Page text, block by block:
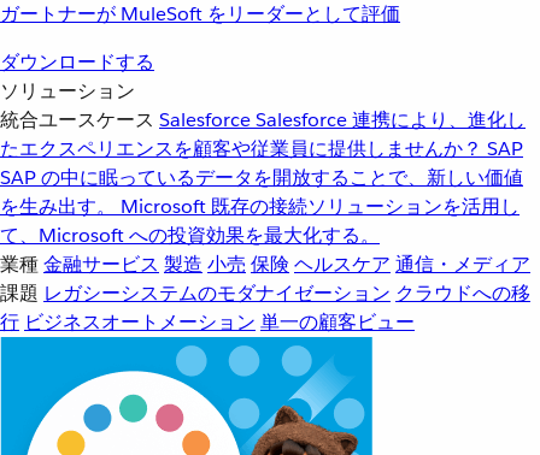
ガートナーが MuleSoft をリーダーとして評価
ダウンロードする
ソリューション
統合ユースケース SalesforceSalesforce 連携により、進化し
たエクスペリエンスを顧客や従業員に提供しませんか？ SAP
SAP の中に眠っているデータを開放することで、新しい価値
を生み出す。
Microsoft 既存の接続ソリューションを活用し
て、Microsoft への投資効果を最大化する。
業種金融サービス 製造 小売 保険 ヘルスケア 通信・メディア
課題 レガシーシステムのモダナイゼーション クラウドへの移
行 ビジネスオートメーション 単一の顧客ビュー